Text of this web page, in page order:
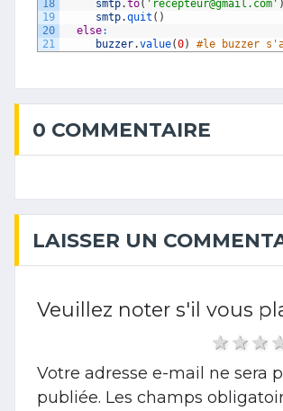
18
19
20
21
smtp.to( 'recepteur@gmail.com' )
smtp.quit ( )
else:
buzzer.value(0) #le buzzer
0 COMMENTAIRE
LAISSER UN
Veuillez noter s'il vous
2
1
Votre adresse e-mail ne sera
publiée. Les champs